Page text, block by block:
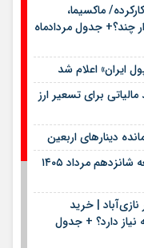
ماکسیما،
چند؟+ جدول مردادماه
ایران» اعلام شد
برای تسعیر ارز
دینارهای اربعین
قیمت طلا و سکه روز جمعه شانزدهم مرداد ۱۴۰۵
| خرید
نیاز دارد؟ + جدول